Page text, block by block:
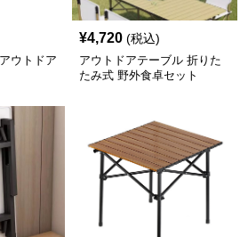
ウトドア
¥4,720 (税込)
アウトドアテーブル 折りた
たみ式 野外食卓セット